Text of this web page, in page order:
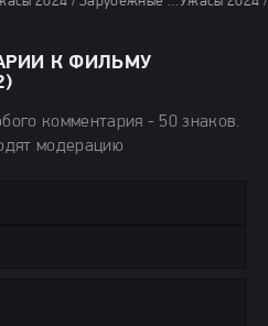
К ФИЛЬМУ
комментария - 50 знаков.
модерацию